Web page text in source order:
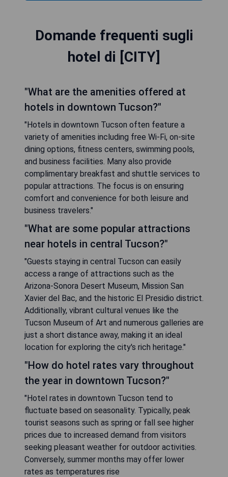
Domande frequenti sugli
hotel di [CITY]
"What are the amenities offered at
hotels in downtown Tucson?"
"Hotels in downtown Tucson often feature a
variety of amenities including free Wi-Fi, on-site
dining options, fitness centers, swimming pools,
and business facilities. Many also provide
complimentary breakfast and shuttle services to
popular attractions. The focus is on ensuring
comfort and convenience for both leisure and
business travelers."
"What are some popular attractions
near hotels in central Tucson?"
"Guests staying in central Tucson can easily
access a range of attractions such as the
Arizona-Sonora Desert Museum, Mission San
Xavier del Bac, and the historic El Presidio district.
Additionally, vibrant cultural venues like the
Tucson Museum of Art and numerous galleries are
just a short distance away, making it an ideal
location for exploring the city's rich heritage."
"How do hotel rates vary throughout
the year in downtown Tucson?"
"Hotel rates in downtown Tucson tend to
fluctuate based on seasonality. Typically, peak
tourist seasons such as spring or fall see higher
prices due to increased demand from visitors
seeking pleasant weather for outdoor activities.
Conversely, summer months may offer lower
rates as temperatures rise